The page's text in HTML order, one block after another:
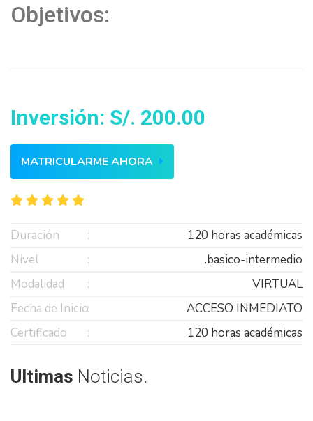
Objetivos:
Inversión: S/. 200.00
MATRICULARME AHORA
Duración
120 horas académicas
Nivel
.basico-intermedio
Modalidad
VIRTUAL
Fecha de Inicio
ACCESO INMEDIATO
Certificado
120 horas académicas
Ultimas Noticias.